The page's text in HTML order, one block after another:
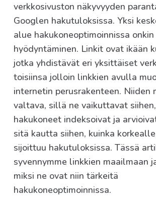
verkkosivuston näkyvyyden
Googlen hakutuloksissa. Yksi
alue hakukoneoptimoinnissa
hyödyntäminen. Linkit ovat ikään
jotka yhdistävät eri yksittäiset
toisiinsa jolloin linkkien avulla
internetin perusrakenteen. Niiden
valtava, sillä ne vaikuttavat
hakukoneet indeksoivat ja
sitä kautta siihen, kuinka
sijoittuu hakutuloksissa. Tässä
syvennymme linkkien maailmaan
miksi ne ovat niin tärkeitä
hakukoneoptimoinnissa.